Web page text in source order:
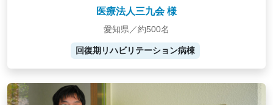
医療法人三九会 様
愛知県／約500名
回復期リハビリテーション病棟